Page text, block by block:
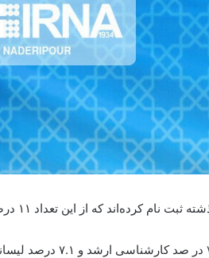
به گفته سید اسماعیل موسوی سخنگوی ستاد انتخابات کشور
بر اساس اظهارات موسوی، ۳ و سه دهم درصد از مجموع ثبت نام کنندگان دارای تحصیلات حوزوی، ۱۲.۸ درصد